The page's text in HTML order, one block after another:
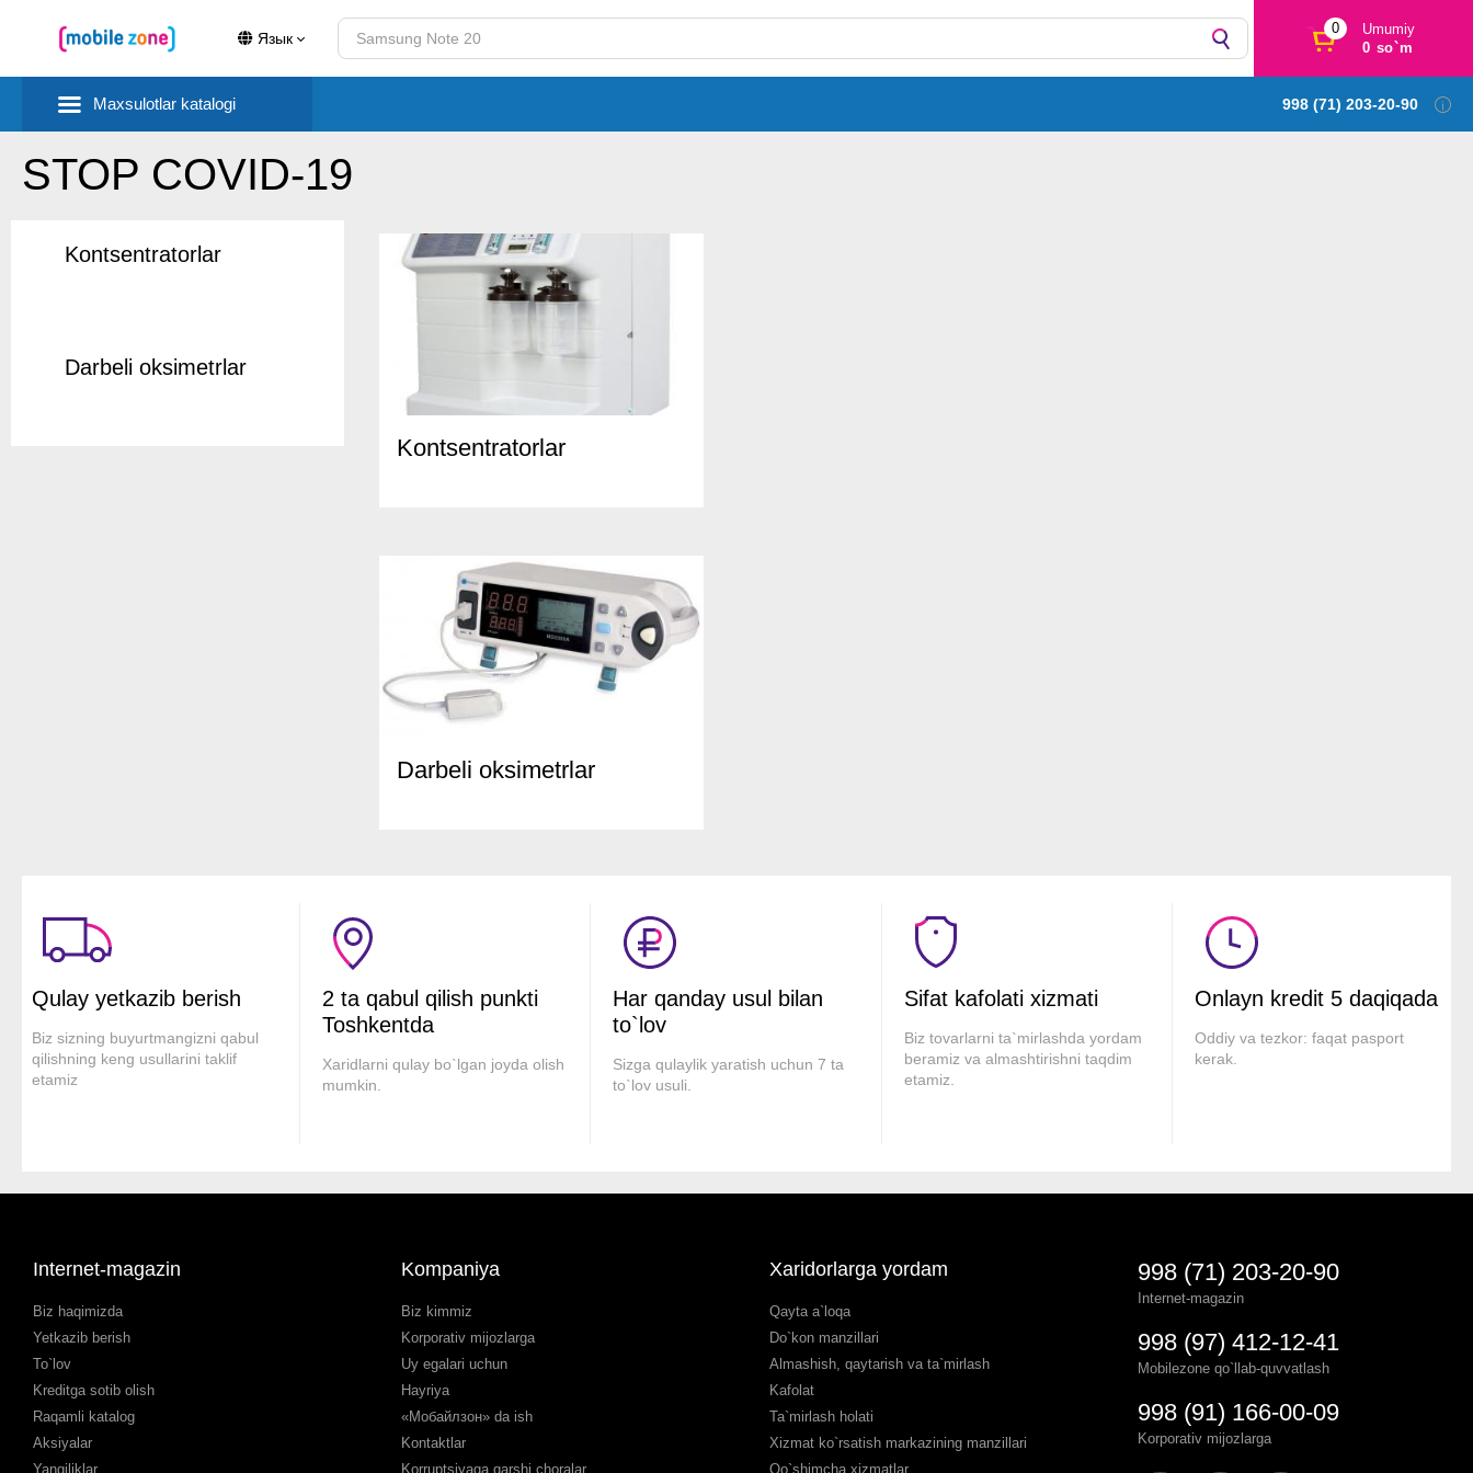
Язык
0
Umumiy
0 so`m
Maxsulotlar katalogi 998 (71) 203-20-90
STOP COVID-19
Kontsentratorlar
Darbeli oksimetrlar
Kontsentratorlar
Darbeli oksimetrlar
Qulay yetkazib berish
Biz sizning buyurtmangizni qabul
qilishning keng usullarini taklif
etamiz
2 ta qabul qilish punkti
Toshkentda
Xaridlarni qulay bo`lgan joyda olish
mumkin.
Har qanday usul bilan
to`lov
Sizga qulaylik yaratish uchun 7 ta
to`lov usuli.
Sifat kafolati xizmati
Biz tovarlarni ta`mirlashda yordam
beramiz va almashtirishni taqdim
etamiz.
Onlayn kredit 5 daqiqada
Oddiy va tezkor: faqat pasport
kerak.
Internet-magazin
Biz haqimizda
Yetkazib berish
To`lov
Kreditga sotib olish
Raqamli katalog
Aksiyalar
Yangiliklar
Kompaniya
Biz kimmiz
Korporativ mijozlarga
Uy egalari uchun
Hayriya
«Мобайлзон» da ish
Kontaktlar
Korruptsiyaga qarshi choralar
Xaridorlarga yordam
Qayta a`loqa
Do`kon manzillari
Almashish, qaytarish va ta`mirlash
Kafolat
Ta`mirlash holati
Xizmat ko`rsatish markazining manzillari
Qo`shimcha xizmatlar
998 (71) 203-20-90
Internet-magazin
998 (97) 412-12-41
Mobilezone qo`llab-quvvatlash
998 (91) 166-00-09
Korporativ mijozlarga